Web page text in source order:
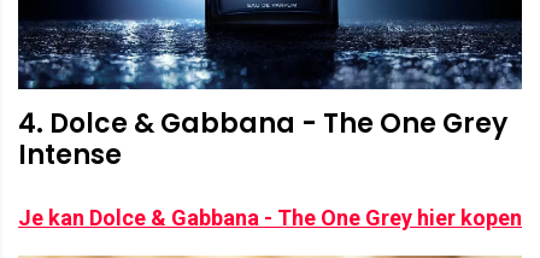
4. Dolce & Gabbana - The One Grey
Intense
Je kan Dolce & Gabbana - The One Grey hier kopen